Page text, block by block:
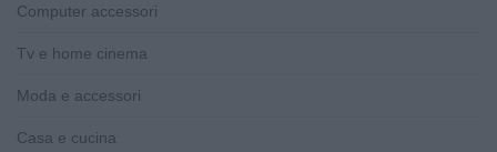
Computer accessori
Tv e home cinema
Moda e accessori
Casa e cucina